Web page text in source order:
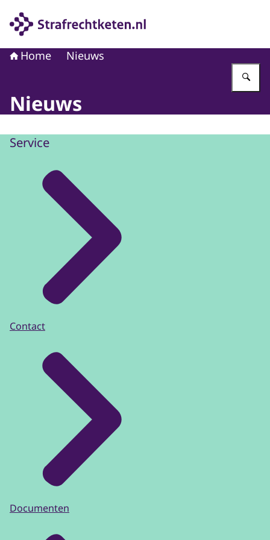
Home Nieuws
Nieuws
Service
Contact
Documenten